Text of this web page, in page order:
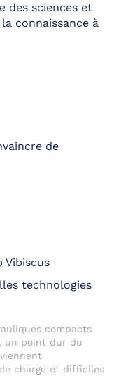
des sciences et
connaissance à
de
Vibiscus
technologies
compacts
un point dur du
charge et difficiles